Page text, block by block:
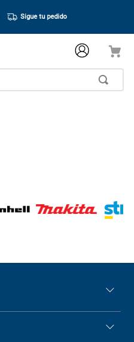
Sigue tu pedido